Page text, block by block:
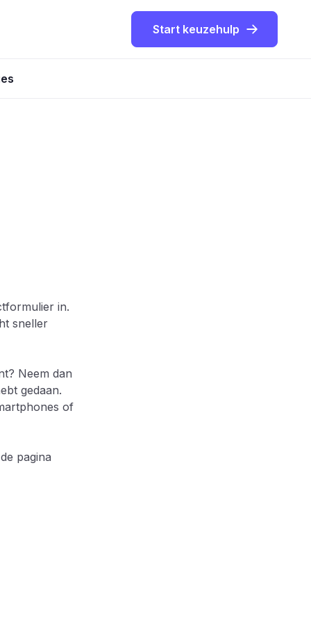
Start keuzehulp
in.
sneller
Neem dan
gedaan.
of
pagina